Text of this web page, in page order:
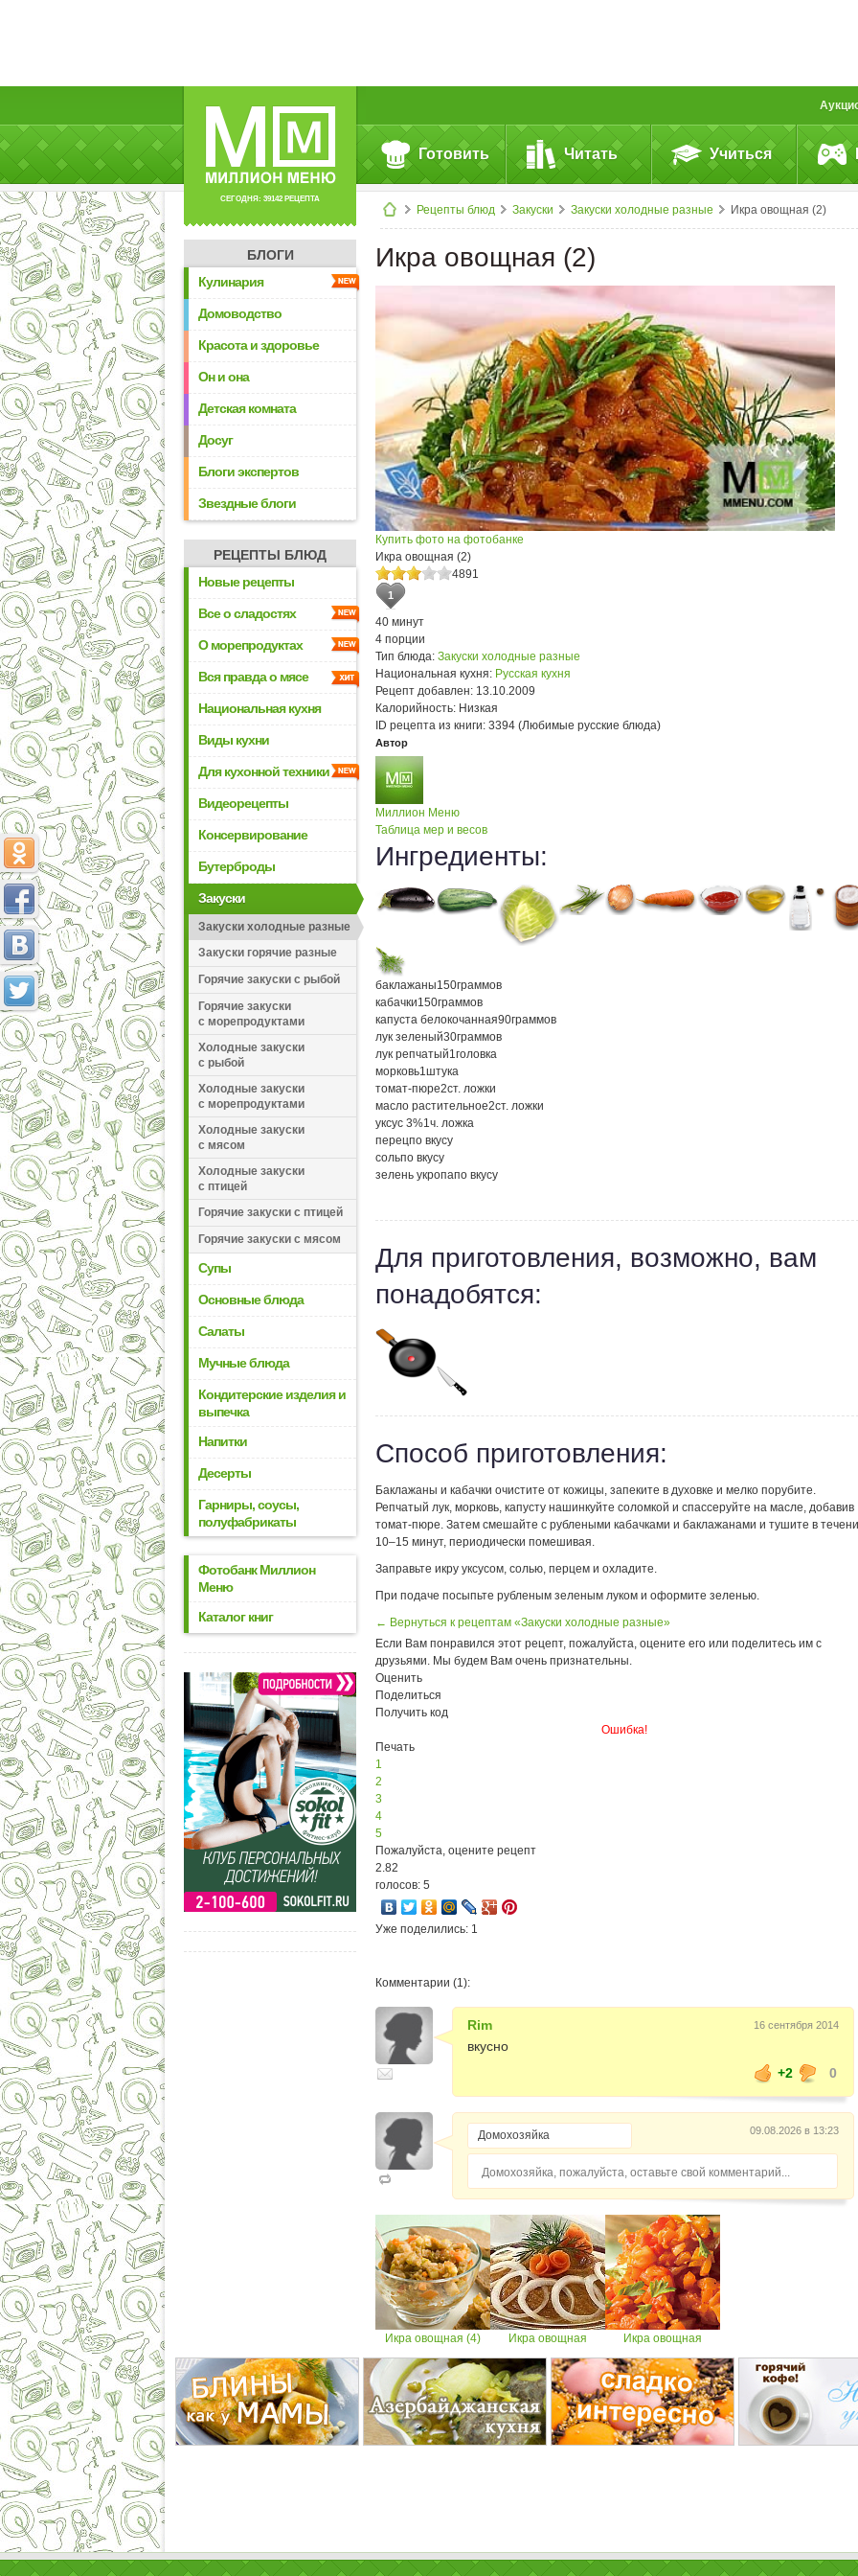
СЕГОДНЯ: 39142 РЕЦЕПТА
Готовить Читать Учиться
Рецепты блюд Закуски Закуски холодные разные Икра овощная (2)
БЛОГИ
Кулинария
Домоводство
Красота и здоровье
Он и она
Детская комната
Досуг
Блоги экспертов
Звездные блоги
РЕЦЕПТЫ БЛЮД
Новые рецепты
Все о сладостях
О морепродуктах
Вся правда о мясе
Национальная кухня
Виды кухни
Для кухонной техники
Видеорецепты
Консервирование
Бутерброды
Закуски
Закуски холодные разные
Закуски горячие разные
Горячие закуски с рыбой
Горячие закуски
с морепродуктами
Холодные закуски
с рыбой
Холодные закуски
с морепродуктами
Холодные закуски
с мясом
Холодные закуски
с птицей
Горячие закуски с птицей
Горячие закуски с мясом
Супы
Основные блюда
Салаты
Мучные блюда
Кондитерские изделия и
выпечка
Напитки
Десерты
Гарниры, соусы,
полуфабрикаты
Фотобанк Миллион
Меню
Каталог книг
Икра овощная (2)
Купить фото на фотобанке
Икра овощная (2)
4891
1
40 минут
4 порции
Тип блюда: Закуски холодные разные
Национальная кухня: Русская кухня
Рецепт добавлен: 13.10.2009
Калорийность: Низкая
ID рецепта из книги: 3394 (Любимые русские блюда)
Автор
Миллион Меню
Таблица мер и весов
Ингредиенты:
баклажаны150граммов
кабачки150граммов
капуста белокочанная90граммов
лук зеленый30граммов
лук репчатый1 головка
морковь1 штука
томат-пюре2ст. ложки
масло растительное2ст. ложки
уксус 3%1 ч. ложка
перецпо вкусу
сольпо вкусу
зелень укропапо вкусу
Для приготовления, возможно, вам
понадобятся:
Способ приготовления:
Баклажаны и кабачки очистите от кожицы, запеките в духовке и мелко порубите.
Репчатый лук, морковь, капусту нашинкуйте соломкой и спассеруйте на масле, добавив
томат-пюре. Затем смешайте с рублеными кабачками и баклажанами и тушите в
10–15 минут, периодически помешивая.
Заправьте икру уксусом, солью, перцем и охладите.
При подаче посыпьте рубленым зеленым луком и оформите зеленью.
← Вернуться к рецептам «Закуски холодные разные»
Если Вам понравился этот рецепт, пожалуйста, оцените его или поделитесь им с
друзьями. Мы будем Вам очень признательны.
Оценить
Поделиться
Получить код
Ошибка!
Печать
1
2
3
4
5
Пожалуйста, оцените рецепт
2.82
голосов: 5
Уже поделились: 1
Комментарии (1):
Rim 16 сентября 2014
вкусно
+2
0
09.08.2026 в 13:23
Домохозяйка, пожалуйста, оставьте свой комментарий...
Икра овощная (4) Икра овощная Икра овощная